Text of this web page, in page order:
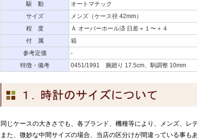
駆 動
オートマチック
サイズ
メンズ（ケース径 42mm）
程 度
Ａ オーバーホール済 日差＋１〜＋４
付 属
箱
参考定価
-
特徴・備考
0451/1991 腕廻り 17.5cm、駒調整 10mm
同じケースの大きさでも、各ブランド、機種等により、メンズ、レ
また、微妙な中間サイズの場合、当店の区分けが間違っている事も